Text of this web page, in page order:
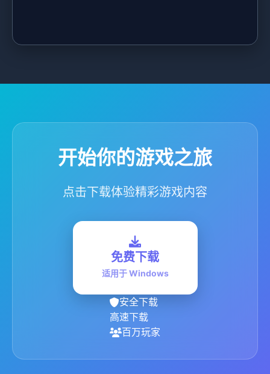
开始你的游戏之旅
点击下载体验精彩游戏内容
免费下载
适用于 Windows
安全下载
高速下载
百万玩家